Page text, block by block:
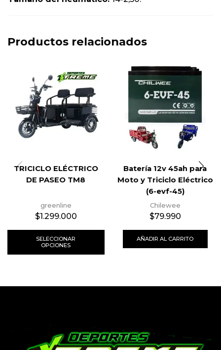
Productos relacionados
TRICICLO ELÉCTRICO
DE PASEO TM8
greenline
$1.299.000
SELECCIONAR
OPCIONES
Batería 12v 45ah para
Moto y Triciclo Eléctrico
(6-evf-45)
Chilewee
$79.990
AÑADIR AL CARRITO